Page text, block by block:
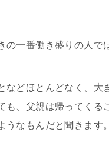
一番働き盛りの人で
などほとんどなく、大
、父親は帰ってくる
なもんだと聞きます。